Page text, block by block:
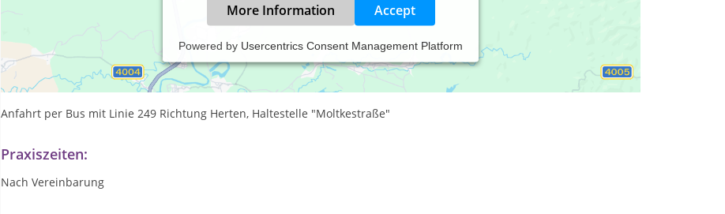
More Information Accept
Powered by Usercentrics Consent Management Platform
Ort: Recklinghausen Stadtmitte
Parkmöglichkeit in der Garageneinfahrt vom Haus Moltkestraße 1
Anfahrt per Bus mit Linie 249 Richtung Herten, Haltestelle "Moltkestraße"
Praxiszeiten:
Nach Vereinbarung